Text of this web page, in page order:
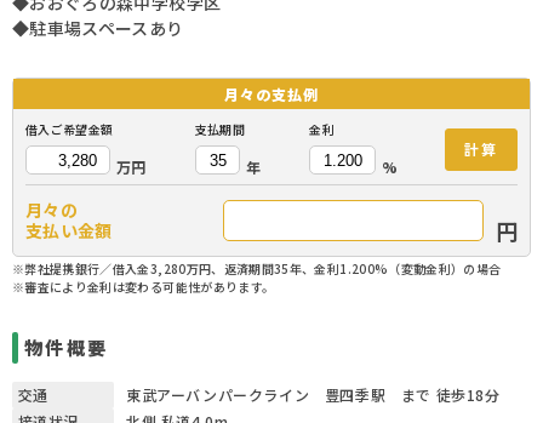
◆駐車場スペースあり
月々の支払例
借入ご希望金額
万円
支払期間
年
金利
%
計算
月々の
支払い金額
円
※弊社提携銀行／借入金3,280万円、返済期間35年、金利1.200%（変動金利）の場合
※審査により金利は変わる可能性があります。
物件概要
交通
東武アーバンパークライン 豊四季駅 まで 徒歩18分